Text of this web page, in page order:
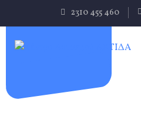
Παράκαμψη
προς το
2310 455 460